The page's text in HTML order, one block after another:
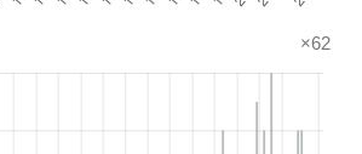
×62